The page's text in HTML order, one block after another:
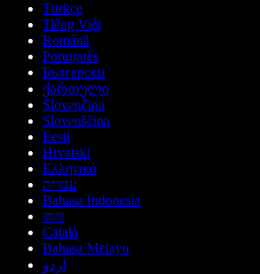
Türkçe
Tiếng Việt
Română
Português
Български
ქართული
Slovenčina
Slovenščina
Eesti
Hrvatski
Ελληνικά
עברית
Bahasa Indonesia
বাংলা
Català
Bahasa Melayu
اردو